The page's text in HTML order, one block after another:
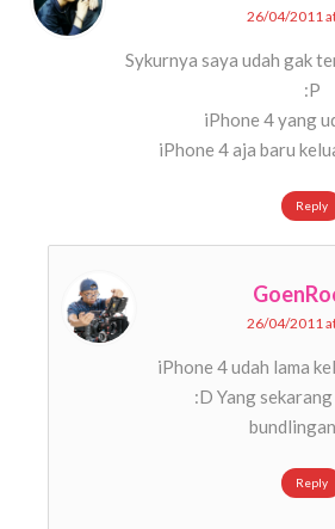
26/04/2011
Sykurnya saya udah gak
:P
iPhone 4 yang
iPhone 4 aja baru
Reply
26/04/2011
iPhone 4 udah lama
:D Yang
Reply